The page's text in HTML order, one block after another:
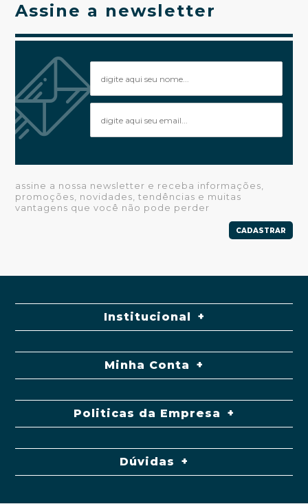
Assine a newsletter
assine a nossa newsletter e receba informações,
promoções, novidades, tendências e muitas
vantagens que você não pode perder
CADASTRAR
Institucional
Minha Conta
Politicas da Empresa
Dúvidas